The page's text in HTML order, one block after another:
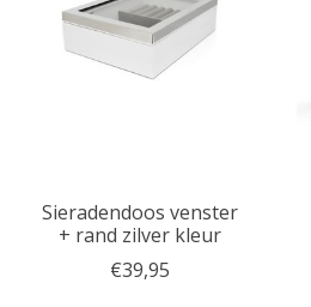
Sieradendoos venster
+ rand zilver kleur
€39,95